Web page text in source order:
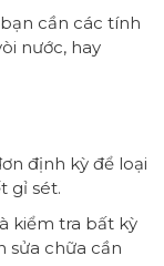
cần các tính
nước, hay
định kỳ để loại
gỉ sét.
kiểm tra bất kỳ
sửa chữa cần